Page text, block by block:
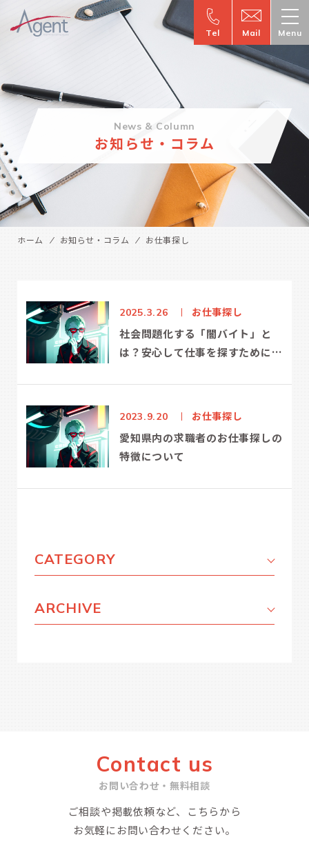
Tel Mail Menu
News & Column
お知らせ・コラム
ホーム お知らせ・コラム お仕事探し
2025.3.26 お仕事探し
社会問題化する「闇バイト」と
は？安心して仕事を探すために知
2023.9.20 お仕事探し
愛知県内の求職者のお仕事探しの
特徴について
CATEGORY
ARCHIVE
Contact us
お問い合わせ・無料相談
ご相談や掲載依頼など、こちらから
お気軽にお問い合わせください。